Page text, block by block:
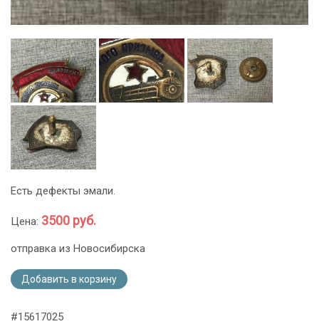
Есть дефекты эмали.
Цена: 3500 руб.
отправка из Новосибирска
Добавить в корзину
#15617025